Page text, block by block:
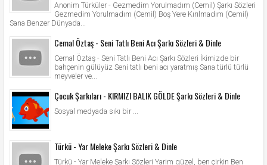
Anonim Türküler - Gezmedim Yorulmadım (Cemil) Şarkı Sözleri
Gezmedim Yorulmadım (Cemil) Boş Yere Kırılmadım (Cemil)
Sana Benzer Dünyada...
Cemal Öztaş - Seni Tatlı Beni Acı Şarkı Sözleri & Dinle
Cemal Öztaş - Seni Tatlı Beni Acı Şarkı Sözleri İkimizde bir
bahçenin gülüyüz Seni tatlı beni acı yaratmış Sana türlü türlü
meyveler ve...
Çocuk Şarkıları - KIRMIZI BALIK GÖLDE Şarkı Sözleri & Dinle
Sosyal medyada sıkı bir ...
Türkü - Yar Meleke Şarkı Sözleri & Dinle
Türkü - Yar Meleke Şarkı Sözleri Yarim güzel, ben çirkin Ben